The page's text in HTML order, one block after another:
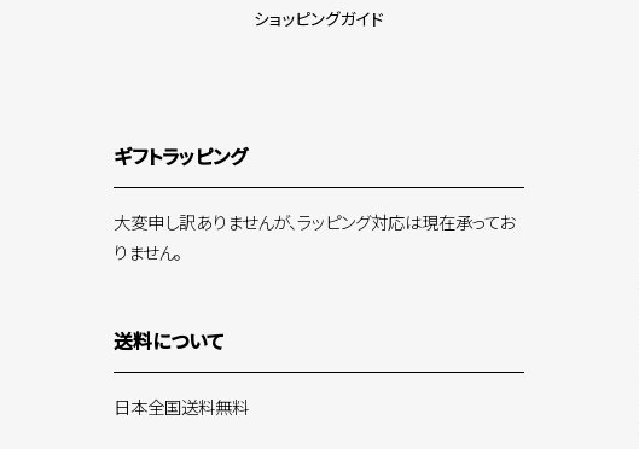
ショッピングガイド
ギフトラッピング
大変申し訳ありませんが、ラッピング対応は現在承ってお
りません。
送料について
日本全国送料無料